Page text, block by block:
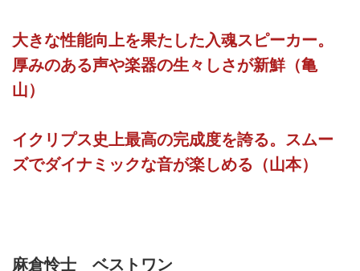
大きな性能向上を果たした入魂スピーカー。
厚みのある声や楽器の生々しさが新鮮（亀
山）
イクリプス史上最高の完成度を誇る。スムー
ズでダイナミックな音が楽しめる（山本）
麻倉怜士 ベストワン